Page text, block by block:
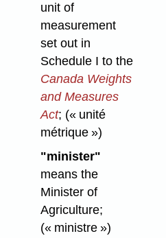
unit of
measurement
set out in
Schedule I to the
Canada Weights
and Measures
Act; (« unité
métrique »)
"minister"
means the
Minister of
Agriculture;
(« ministre »)